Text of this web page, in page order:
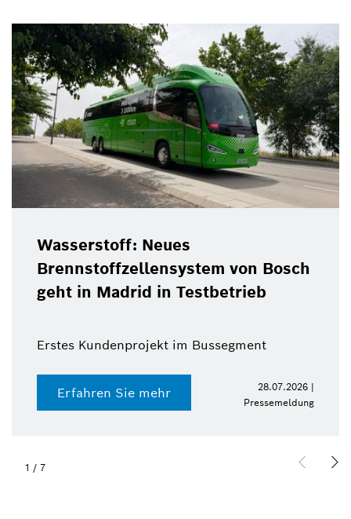
Wasserstoff: Neues
Brennstoffzellensystem von Bosch
geht in Madrid in Testbetrieb
Erstes Kundenprojekt im Bussegment
Erfahren Sie mehr
28.07.2026 |
Pressemeldung
1 / 7